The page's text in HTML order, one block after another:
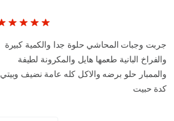
جربت وجبات المحاشي حلوة جدا والكمية كبيرة
والفراخ البانية طعمها هايل والمكرونة لطيفة
والممبار حلو برضه والاكل كله عامة نضيف وبيتي
كدة حبيت